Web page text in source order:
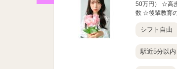
50万円） ☆高
数 ☆後輩教育
シフト自由
駅近5分以内